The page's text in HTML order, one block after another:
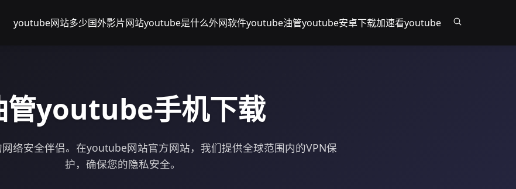
youtube网站多少国外影片网站youtube是什么外网软件youtube油管youtube安卓下载加速看youtube
管youtube手机下载
络安全伴侣。在youtube网站官方网站，我们提供全球范围内的VPN保
护，确保您的隐私安全。